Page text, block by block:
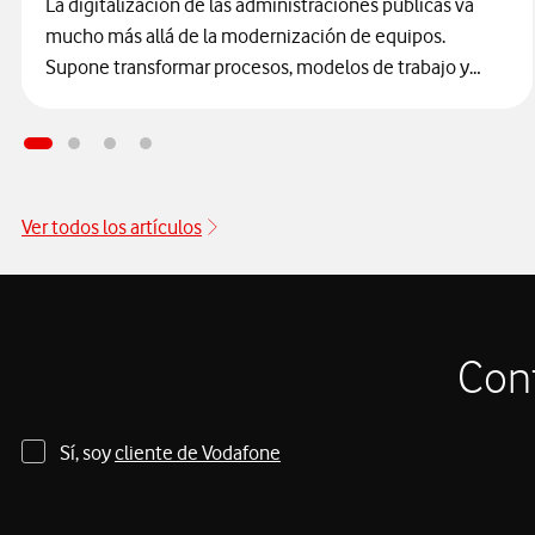
La digitalización de las administraciones públicas va
mucho más allá de la modernización de equipos.
Supone transformar procesos, modelos de trabajo y
ciberseguridadcomo un elemento estructural y
Ver todos los artículos
Sí, soycliente de Vodafone